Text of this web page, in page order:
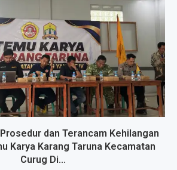
dan Terancam Kehilangan
Karya Karang Taruna Kecamatan
Curug Di...